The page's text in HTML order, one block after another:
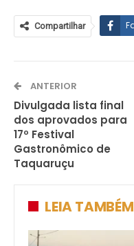
Compartilhar
ANTERIOR
Divulgada lista final
dos aprovados para
17º Festival
Gastronômico de
Taquaruçu
LEIA TAMBÉM